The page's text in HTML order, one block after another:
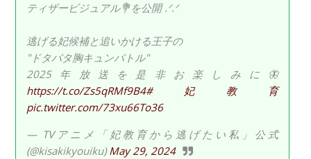
ティザービジュアル💐を公開 .ᐟ.ᐟ
逃げる妃候補と追いかける王子の
"ドタバタ胸キュンバトル"
2025年放送を是非お楽しみに🦋
https://t.co/Zs5qRMf9B4#妃教育
pic.twitter.com/73xu66To36
— TVアニメ「妃教育から逃げたい私」公式
(@kisakikyouiku)May 29, 2024